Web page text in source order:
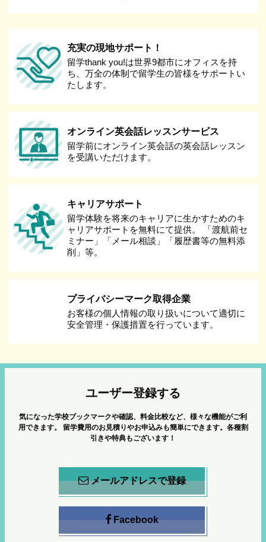
充実の現地サポート！
留学thank you!は世界9都市にオフィスを持
ち、万全の体制で留学生の皆様をサポートい
たします。
オンライン英会話レッスンサービス
留学前にオンライン英会話の英会話レッスン
を受講いただけます。
キャリアサポート
留学体験を将来のキャリアに生かすためのキ
ャリアサポートを無料にて提供。 「渡航前セ
ミナー」「メール相談」「履歴書等の無料添
削」等。
プライバシーマーク取得企業
お客様の個人情報の取り扱いについて適切に
安全管理・保護措置を行っています。
ユーザー登録する
気になった学校ブックマークや確認、料金比較など、様々な機能がご利
用できます。
留学費用のお見積りやお申込みも簡単にできます。各種割
引きや特典もございます！
メールアドレスで登録
Facebook